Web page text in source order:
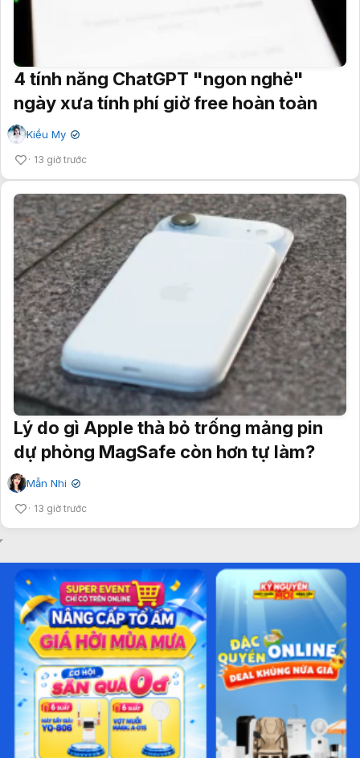
4 tính năng ChatGPT "ngon nghẻ"
ngày xưa tính phí giờ free hoàn toàn
Kiều My ✔
13 giờ trước
Lý do gì Apple thà bỏ trống mảng pin
dự phòng MagSafe còn hơn tự làm?
Mẫn Nhi ✔
13 giờ trước